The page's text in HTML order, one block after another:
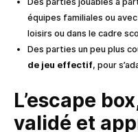
équipes familiales ou
loisirs ou dans le cadre
Des parties un peu plus
de jeu effectif, pour
L’escape
validé et